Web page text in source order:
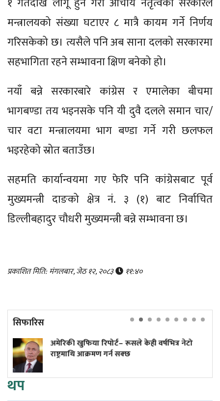
मन्त्रालयको संख्या घटाएर ८ मात्रै कायम गर्ने निर्णय
गरिसकेको छ। त्यसैले पनि अब साना दलको सरकारमा
सहभागिता रहने सम्भावना क्षिण बनेको हो।
नयाँ बन्ने सरकारबारे कांग्रेस र एमालेका बीचमा
भागबण्डा तय भइनसके पनि यी दुवै दलले समान चार/
चार वटा मन्त्रालयमा भाग बण्डा गर्ने गरी छलफल
भइरहेको स्रोत बताउँछ।
सहमति कार्यान्वयमा गए फेरि पनि कांग्रेसबाट पूर्व
मुख्यमन्त्री दाङको क्षेत्र नं. ३ (१) बाट निर्वाचित
डिल्लीबहादुर चौधरी मुख्यमन्त्री बन्ने सम्भावना छ।
प्रकाशित मिति: मंगलबार, जेठ १२, २०८३ ११:४०
सिफारिस
रिपोर्ट– रूसले केही वर्षभित्र नेटो
गर्न सक्छ
अनलाइन
थप